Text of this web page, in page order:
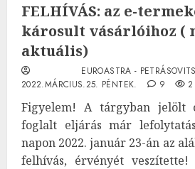
FELHÍVÁS: az e-
károsult vásárlóihoz (
aktuális)
EUROASTRA -
2022.MÁRCIUS.25. PÉNTEK.
9 2
Figyelem! A tárgyban jelölt
foglalt eljárás már
napon 2022. január 23-án az
felhívás, érvényét